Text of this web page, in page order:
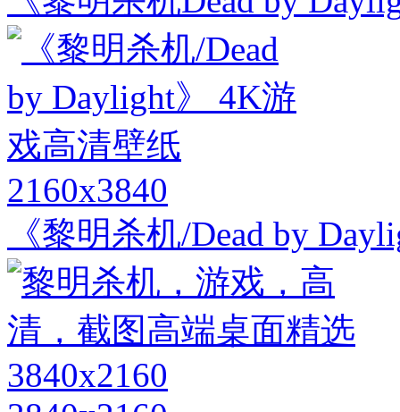
2160x3840
《黎明杀机/Dead by